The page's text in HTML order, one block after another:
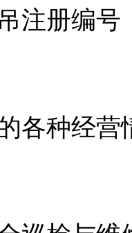
注册编
各种经